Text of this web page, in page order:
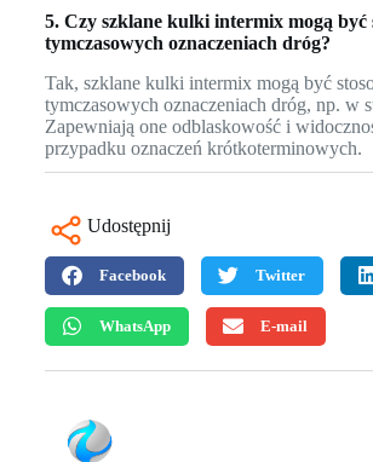
5. Czy szklane kulki intermix mogą być
tymczasowych oznaczeniach dróg?
Tak, szklane kulki intermix mogą być
tymczasowych oznaczeniach dróg, np. w
Zapewniają one odblaskowość i
przypadku oznaczeń krótkoterminowych.
Udostępnij
Facebook Twitter
WhatsApp E-mail